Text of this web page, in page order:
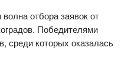
отбора заявок от
Победителями
среди которых оказалась